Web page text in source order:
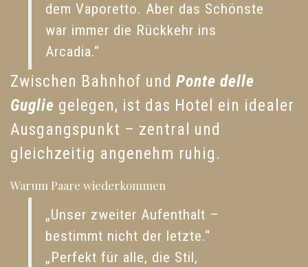
dem Vaporetto. Aber das Schönste
war immer die Rückkehr ins
Arcadia.“
Zwischen Bahnhof und Ponte delle
Guglie gelegen, ist das Hotel ein idealer
Ausgangspunkt – zentral und
gleichzeitig angenehm ruhig.
Warum Paare wiederkommen
„Unser zweiter Aufenthalt –
bestimmt nicht der letzte.“
„Perfekt für alle, die Stil,